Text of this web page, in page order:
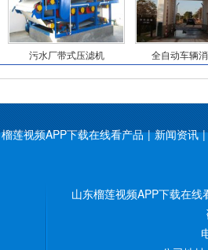
污水厂带式压滤机 全自动车辆
榴莲视频APP下载在线看产品 | 新闻资讯 |
山东榴莲视频APP下载在